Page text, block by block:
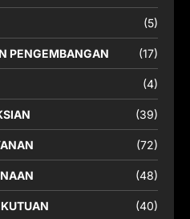
(5)
PENGEMBANGAN (17)
(4)
(39)
(72)
(48)
(40)